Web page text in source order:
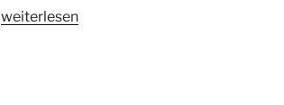
„Loipeninfos:
weiterlesen